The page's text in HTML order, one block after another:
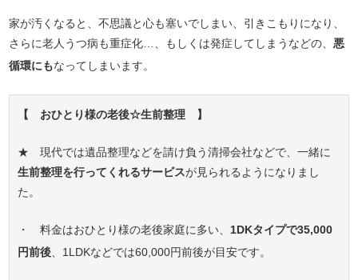
家が汚くなると、不思議と心も塞いでしまい、引きこもりになり、
さらに老人うつ病も重症化…、もしくは発症してしまうなどの、悪
循環にもなってしまいます。
【 おひとり様の老後☆生前整理 】
★ 現代では遺品整理などを請け負う清掃会社などで、一緒に
生前整理を行ってくれるサービスが見られるようになりまし
た。
・ 料金はおひとり様の老後家庭に多い、1DKタイプで35,000
円前後、1LDKなどでは60,000円前後が目安です。